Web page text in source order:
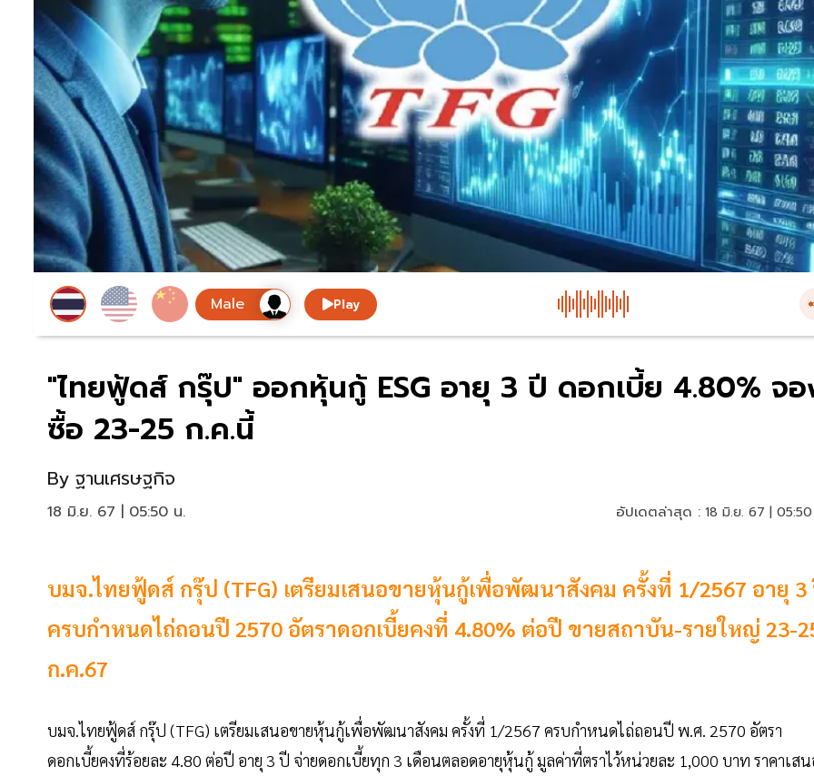
Play
"ไทยฟู้ดส์ กรุ๊ป" ออกหุ้นกู้ ESG อายุ 3 ปี ดอกเบี้ย 4.80% จ
ซื้อ 23-25 ก.ค.นี้
By ฐานเศรษฐกิจ
18 มิ.ย. 67 | 05:50 น. อัปเดตล่าสุด : 18 มิ.ย. 67 |
บมจ.ไทยฟู้ดส์ กรุ๊ป (TFG) เตรียมเสนอขายหุ้นกู้เพื่อพัฒนาสังคม ครั้งที่ 1/2567 อายุ 3
ครบกำหนดไถ่ถอนปี 2570 อัตราดอกเบี้ยคงที่ 4.80% ต่อปี ขายสถาบัน-รายใหญ่ 23-
ก.ค.67
บมจ.ไทยฟู้ดส์ กรุ๊ป (TFG) เตรียมเสนอขายหุ้นกู้เพื่อพัฒนาสังคม ครั้งที่ 1/2567 ครบกำหนดไถ่ถอนปี พ.ศ. 2570 อัตรา
ดอกเบี้ยคงที่ร้อยละ 4.80 ต่อปี อายุ 3 ปี จ่ายดอกเบี้ยทุก 3 เดือนตลอดอายุหุ้นกู้ มูลค่าที่ตราไว้หน่วยละ 1,000 บาท ราคาเส